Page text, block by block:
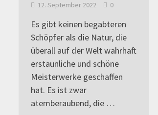
12. September 2022 0
Es gibt keinen begabteren
Schöpfer als die Natur, die
überall auf der Welt wahrhaft
erstaunliche und schöne
Meisterwerke geschaffen
hat. Es ist zwar
atemberaubend, die …